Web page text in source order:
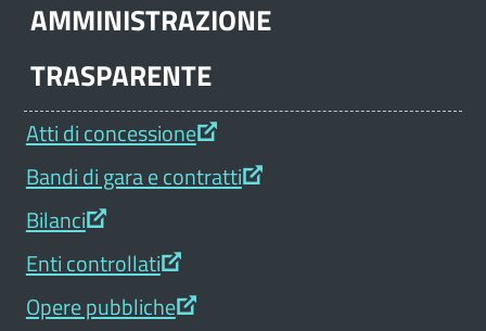
AMMINISTRAZIONE
TRASPARENTE
Atti di concessione
Bandi di gara e contratti
Bilanci
Enti controllati
Opere pubbliche